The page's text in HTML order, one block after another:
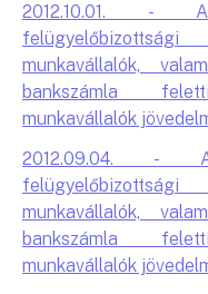
2012.10.01. -
munkavállalók,
bankszámla
munkavállalók
2012.09.04. -
munkavállalók,
bankszámla
munkavállalók